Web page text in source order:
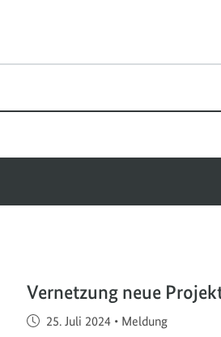
Vernetzung neue
Veröffentlicht am
25. Juli 2024 • Meldung